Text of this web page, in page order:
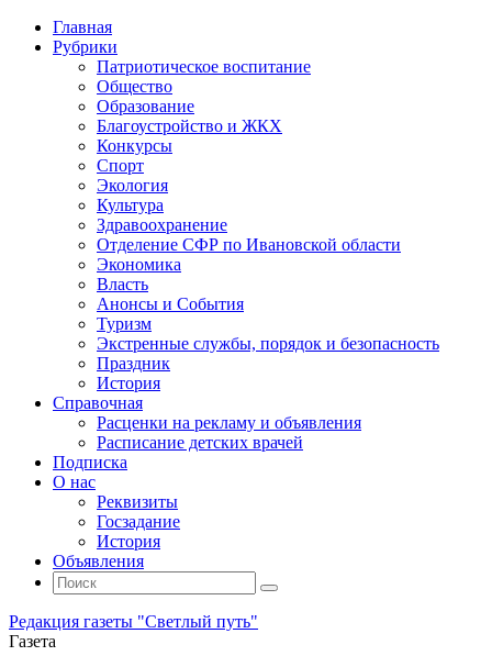
Главная
Рубрики
Патриотическое воспитание
Общество
Образование
Благоустройство и ЖКХ
Конкурсы
Спорт
Экология
Культура
Здравоохранение
Отделение СФР по Ивановской области
Экономика
Власть
Анонсы и События
Туризм
Экстренные службы, порядок и безопасность
Праздник
История
Справочная
Расценки на рекламу и объявления
Расписание детских врачей
Подписка
О нас
Реквизиты
Госзадание
История
Объявления
Поиск
Искать:
Поиск
Редакция газеты "Светлый путь"
Газета